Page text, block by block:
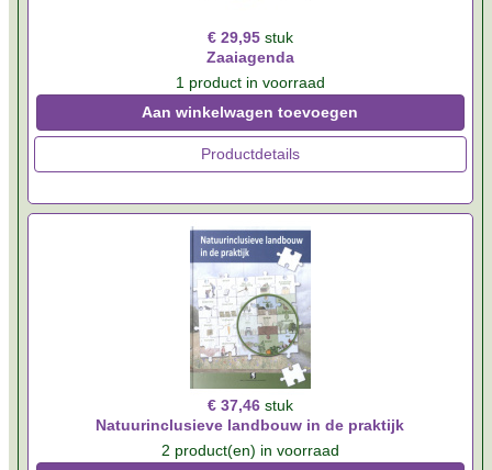
€ 29,95 stuk
Zaaiagenda
1 product in voorraad
Aan winkelwagen toevoegen
Productdetails
€ 37,46 stuk
Natuurinclusieve landbouw in de praktijk
2 product(en) in voorraad